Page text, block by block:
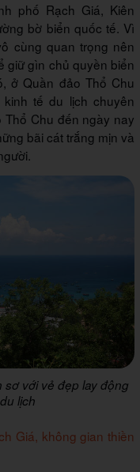
phố Rạch Giá, Kiên
bờ biển quốc tế. Vì
cùng quan trọng nên
giữ gìn chủ quyền biển
ở Quần đảo Thổ Chu
tế du lịch chuyên
Chu đến ngày nay
bãi cát trắng mịn và
với vẻ đẹp lay động
lịch
Giá, không gian thiền